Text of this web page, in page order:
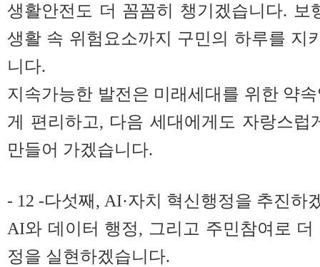
생활안전도 더 꼼꼼히 챙기겠습니다. 보
생활 속 위험요소까지 구민의 하루를 지
니다.
지속가능한 발전은 미래세대를 위한 약
게 편리하고, 다음 세대에게도 자랑스
만들어 가겠습니다.
- 12 -다섯째, AI·자치 혁신행정을 추진하
AI와 데이터 행정, 그리고 주민참여로
정을 실현하겠습니다.